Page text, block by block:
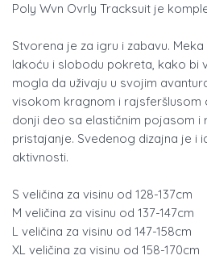
Poly Wvn Ovrly Tracksuit je
Stvorena je za igru i zabavu.
lakoću i slobodu pokreta, kako bi
mogla da uživaju u svojim
visokom kragnom i rajsferšlusom
donji deo sa elastičnim pojasom i
pristajanje. Svedenog dizajna je i
aktivnosti.
S veličina za visinu od 128-137cm
M veličina za visinu od 137-147cm
L veličina za visinu od 147-158cm
XL veličina za visinu od 158-170cm